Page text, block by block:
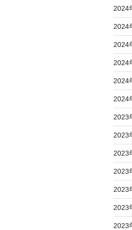
2024
2024
2024
2024
2024
2024
2023
2023
2023
2023
2023
2023
2023